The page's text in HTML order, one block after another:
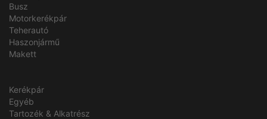
Busz
Motorkerékpár
Teherautó
Haszonjármű
Makett
Kerékpár
Egyéb
Tartozék & Alkatrész